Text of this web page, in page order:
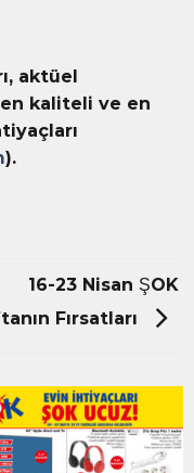
aktüel
kaliteli ve en
).
16-23 Nisan ŞOK
Fırsatları